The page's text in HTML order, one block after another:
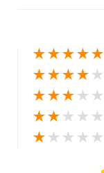
★★★★★
★★★★ ★
★★★ ★ ★
★★ ★ ★ ★
★ ★ ★ ★ ★